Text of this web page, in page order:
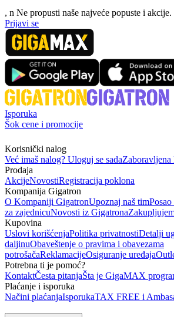
, n Ne propusti naše najveće popuste i akcije.
Prijavi se
Isporuka
Šok cene i promocije
Korisnički nalog
Već imaš nalog? Uloguj se sadaZaboravljena
Prodaja
AkcijeNovostiRegistracija poklona
Kompanija Gigatron
O Kompaniji GigatronUpoznaj naš tim
za zajednicuNovosti iz Gigatrona
Kupovina
Uslovi korišćenjaPolitika privatnostiDetalji
daljinuObaveštenje o pravima i obavezama
potrošačaReklamacijeOsiguranje uređaja
Potrebna ti je pomoć?
KontaktČesta pitanjaŠta je GigaMAX
Plaćanje i isporuka
Načini plaćanjaIsporukaTAX FREE i